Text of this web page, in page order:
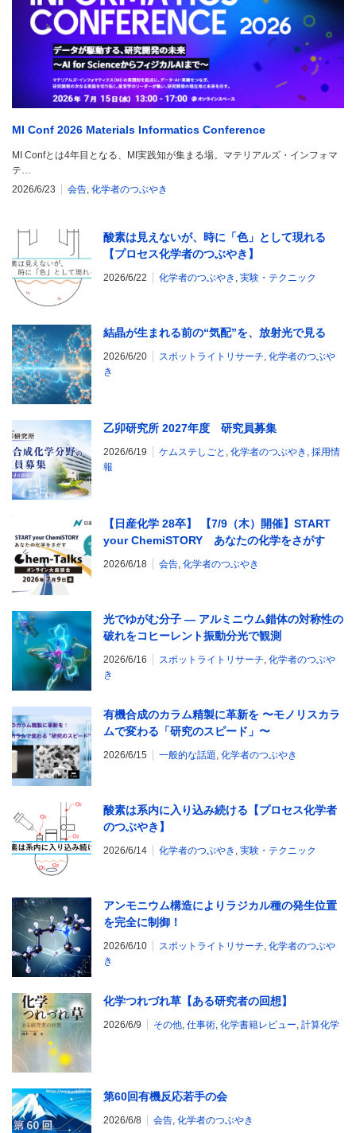
MI Conf 2026 Materials Informatics Conference
MI Confとは4年目となる、MI実践知が集まる場。マテリアルズ・インフォマ
テ…
2026/6/23
会告, 化学者のつぶやき
酸素は見えないが、時に「色」として現れる
【プロセス化学者のつぶやき】
2026/6/22 化学者のつぶやき , 実験・テクニック
結晶が生まれる前の“気配”を、放射光で見る
2026/6/20 スポットライトリサーチ, 化学者のつぶや
き
乙卯研究所 2027年度 研究員募集
2026/6/19 ケムステしごと , 化学者のつぶやき , 採用情
報
【日産化学 28卒】 【7/9（木）開催】START
your ChemiSTORY あなたの化学をさがす
研究職限定 Chem-Talks オンライン大座談
2026/6/18 会告, 化学者のつぶやき
光でゆがむ分子 ― アルミニウム錯体の対称性の
破れをコヒーレント振動分光で観測
2026/6/16 スポットライトリサーチ, 化学者のつぶや
き
有機合成のカラム精製に革新を 〜モノリスカラ
ムで変わる「研究のスピード」〜
2026/6/15 一般的な話題, 化学者のつぶやき
酸素は系内に入り込み続ける【プロセス化学者
のつぶやき】
2026/6/14 化学者のつぶやき , 実験・テクニック
アンモニウム構造によりラジカル種の発生位置
を完全に制御！
2026/6/10 スポットライトリサーチ, 化学者のつぶや
き
化学つれづれ草【ある研究者の回想】
2026/6/9 その他, 仕事術, 化学書籍レビュー, 計算化学
第60回有機反応若手の会
2026/6/8 会告, 化学者のつぶやき